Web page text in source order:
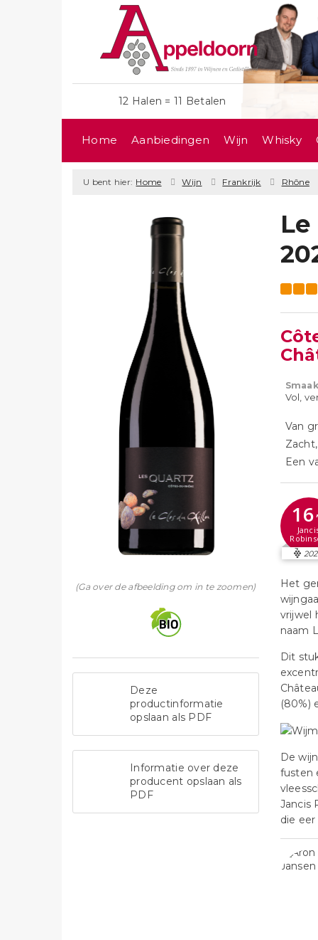
12 Halen = 11 Betalen
Home Aanbiedingen Wijn Whisky
U bent hier: Home Wijn Frankrijk Rhône
(Ga over de afbeelding om in te zoomen)
Deze
productinformatie
opslaan als PDF
Informatie over deze
producent opslaan als
PDF
Vol,
Van
Een
16
Het
vrijwel
naam
Dit
(80%)
De
fusten
Jancis
die